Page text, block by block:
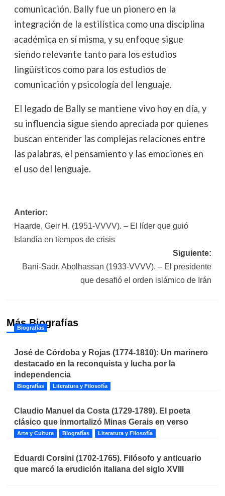
comunicación. Bally fue un pionero en la
integración de la estilística como una disciplina
académica en sí misma, y su enfoque sigue
siendo relevante tanto para los estudios
lingüísticos como para los estudios de
comunicación y psicología del lenguaje.
El legado de Bally se mantiene vivo hoy en día, y
su influencia sigue siendo apreciada por quienes
buscan entender las complejas relaciones entre
las palabras, el pensamiento y las emociones en
el uso del lenguaje.
Navegación
de
entradas
Anterior:
Haarde, Geir H. (1951-VVVV). – El líder que guió
Islandia en tiempos de crisis
Siguiente:
Bani-Sadr, Abolhassan (1933-VVVV). – El presidente
que desafió el orden islámico de Irán
Más Biografías
Biografías
José de Córdoba y Rojas (1774-1810): Un marinero
destacado en la reconquista y lucha por la
independencia
Biografías Literatura y Filosofía
Claudio Manuel da Costa (1729-1789). El poeta
clásico que inmortalizó Minas Gerais en verso
Arte y Cultura Biografías Literatura y Filosofía
Eduardi Corsini (1702-1765). Filósofo y anticuario
que marcó la erudición italiana del siglo XVIII